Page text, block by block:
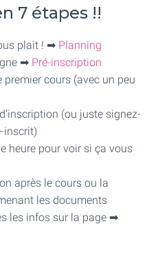
7 étapes !!
plait ! ➡ Planning
➡ Pré-inscription
premier cours (avec un peu
(ou juste signez-
inscrit)
heure pour voir si ça vous
après le cours ou la
les documents
les infos sur la page ➡